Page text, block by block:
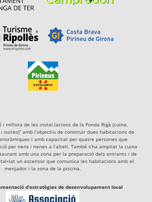
i millora de les instal.lacions de la Fonda Rigà (cuina,
suites)” amb l’objectiu de construir dues habitacions de
i amb capacitat per quatre persones que
per nens i nenes a l’altell. També s’ha ampliat la cuina
amb una zona per la preparació dels entrants i de
un ascensor que comunica les habitacions amb el
menjador i la zona de la piscina.
d’estratègies de desenvolupament local